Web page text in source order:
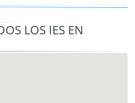
LOS IES EN